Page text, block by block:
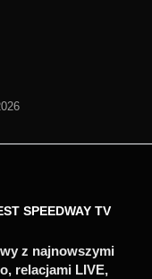
SPEEDWAY TV
z najnowszymi
relacjami LIVE,